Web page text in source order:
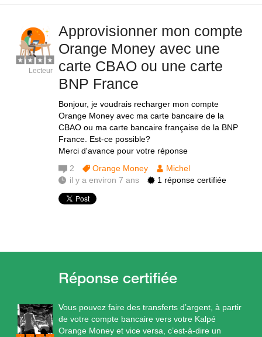
Approvisionner mon compte
Orange Money avec une
carte CBAO ou une carte
BNP France
Bonjour, je voudrais recharger mon compte
Orange Money avec ma carte bancaire de la
CBAO ou ma carte bancaire française de la BNP
France. Est-ce possible?
Merci d'avance pour votre réponse
Lecteur
2 Orange Money
Michel
il y a environ 7 ans
1 réponse certifiée
Vous pouvez faire des transferts d’argent, à partir
de votre compte bancaire vers votre Kalpé
Orange Money et vice versa, c’est-à-dire un